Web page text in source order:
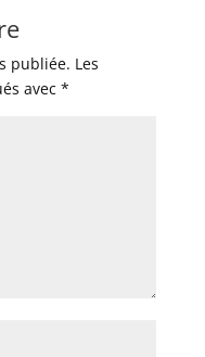
publiée. Les
avec *